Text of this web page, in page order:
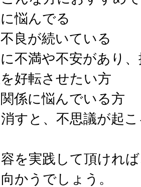
悩んでる
良が続いている
不満や不安があり
好転させたい方
係に悩んでいる方
すと、不思議が起
を実践して頂けれ
かうでしょう。